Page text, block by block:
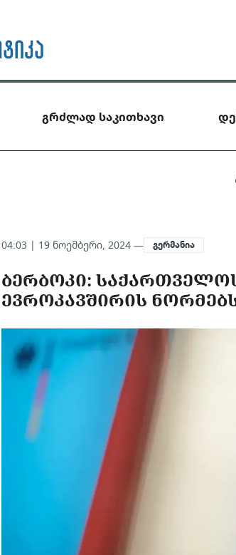
გრძლად საკითხავი
04:03 | 19 ნოემბერი, 2024 — გერმანია
ᲑᲔᲠᲑᲝᲙᲘ:
ᲔᲕᲠᲝᲙᲐᲕᲨᲘᲠᲘᲡ